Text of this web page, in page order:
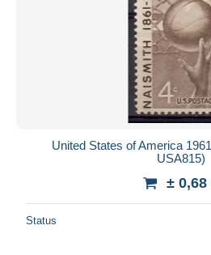
Sonstige & Ohne Zuordnung
Auktionen ohne Gebote
Auktionshäuser
Preis
United States of America
USA815)
± 0,68
Status